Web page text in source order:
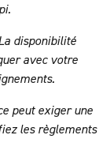
disponibilité
avec votre
peut exiger une
les règlements